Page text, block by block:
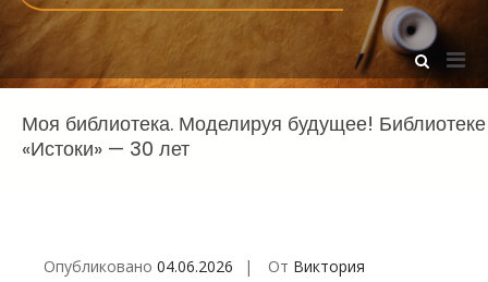
Показать
форму
Моя библиотека. Моделируя будущее! Библиотеке
«Истоки» — 30 лет
Опубликовано 04.06.2026 От Виктория